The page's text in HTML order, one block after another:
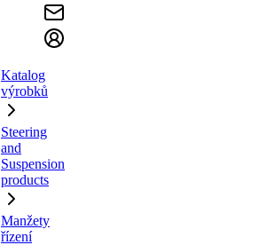
Katalog
výrobků
Steering
and
Suspension
products
Manžety
řízení